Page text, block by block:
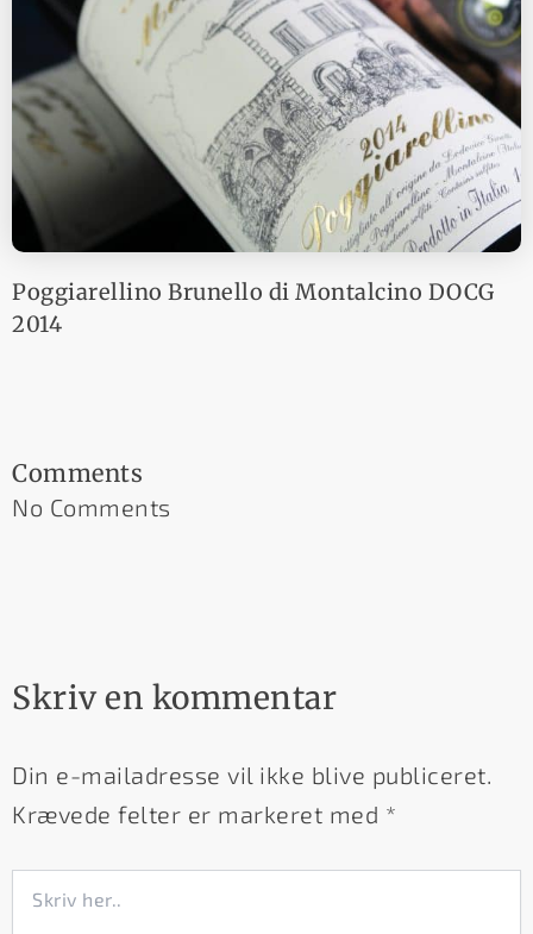
Poggiarellino Brunello di Montalcino DOCG
2014
Comments
No Comments
Skriv en kommentar
Din e-mailadresse vil ikke blive publiceret.
Krævede felter er markeret med *
her..